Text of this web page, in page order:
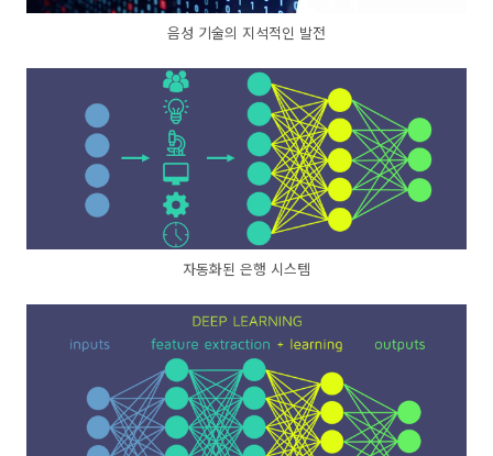
음성 기술의 지석적인 발전
자동화된 은행 시스템